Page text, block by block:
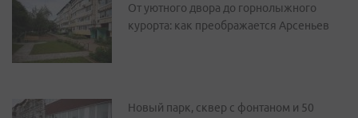
От уютного двора до горнолыжного
курорта: как преображается Арсеньев
Новый парк, сквер с фонтаном и 50